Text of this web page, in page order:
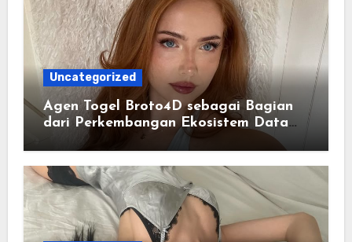
Uncategorized
Agen Togel Broto4D sebagai Bagian
dari Perkembangan Ekosistem Data
Digital Saat Ini